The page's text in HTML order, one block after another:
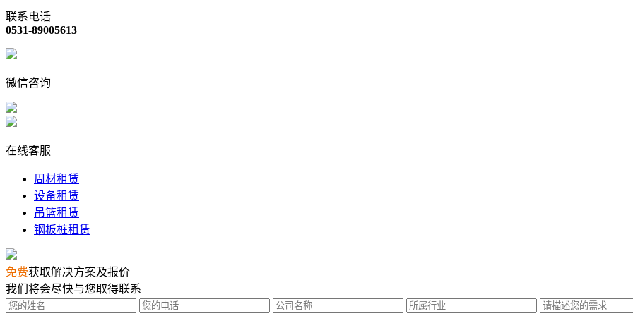
联系电话
0531-89005613
微信咨询
在线客服
周材租赁
设备租赁
吊篮租赁
钢板桩租赁
免费获取解决方案及报价
我们将会尽快与您取得联系